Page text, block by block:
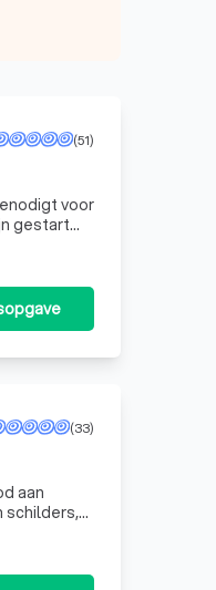
(51)
voor
gestart
(33)
aan
schilders,
in staat